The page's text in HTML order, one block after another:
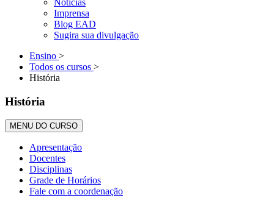
Notícias
Imprensa
Blog EAD
Sugira sua divulgação
Ensino >
Todos os cursos >
História
História
MENU DO CURSO
Apresentação
Docentes
Disciplinas
Grade de Horários
Fale com a coordenação